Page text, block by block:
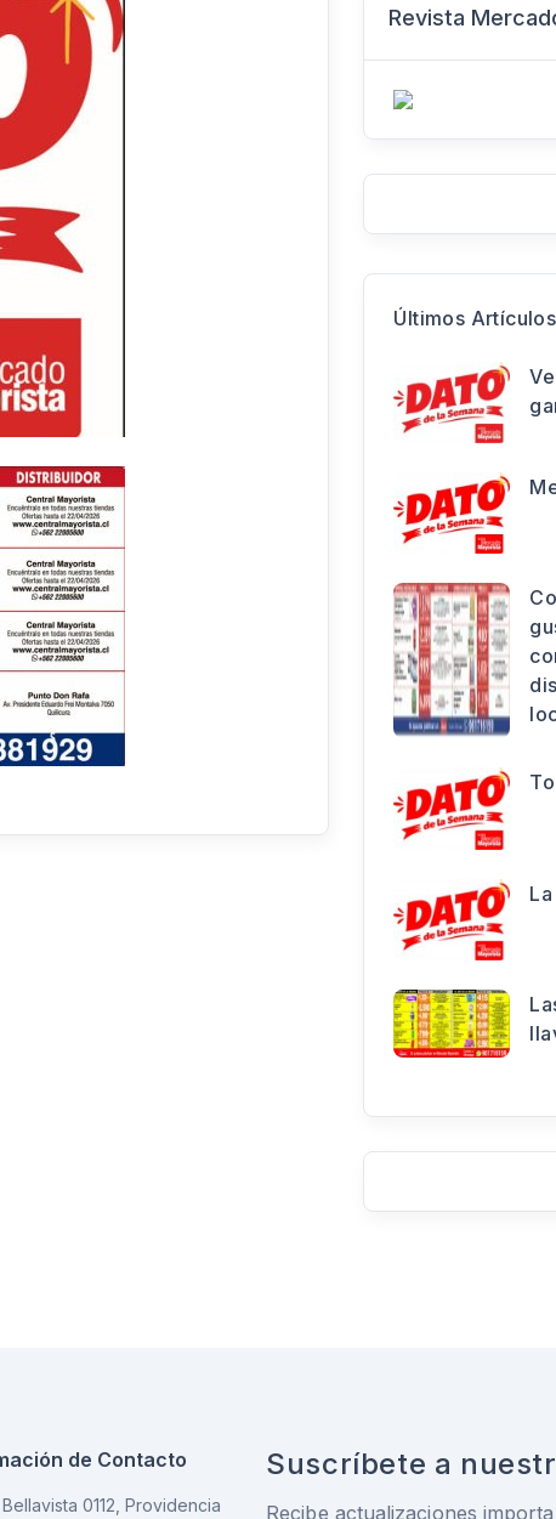
Revista
Últimos Artículos
de Contacto
Bellavista 0112, Providencia
Suscríbete a
Recibe actualizaciones